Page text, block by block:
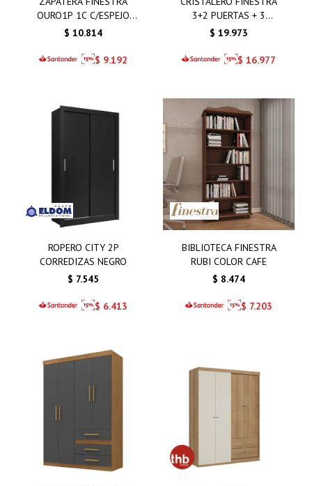
OURO1P 1C C/ESPEJO
CAFE
$ 10.814
$ 9.192
3+2 PUERTAS + 3
CAJONES CAFÉ
$ 19.973
$ 16.977
ROPERO CITY 2P
CORREDIZAS NEGRO
$ 7.545
$ 6.413
BIBLIOTECA FINESTRA
RUBI COLOR CAFE
$ 8.474
$ 7.203